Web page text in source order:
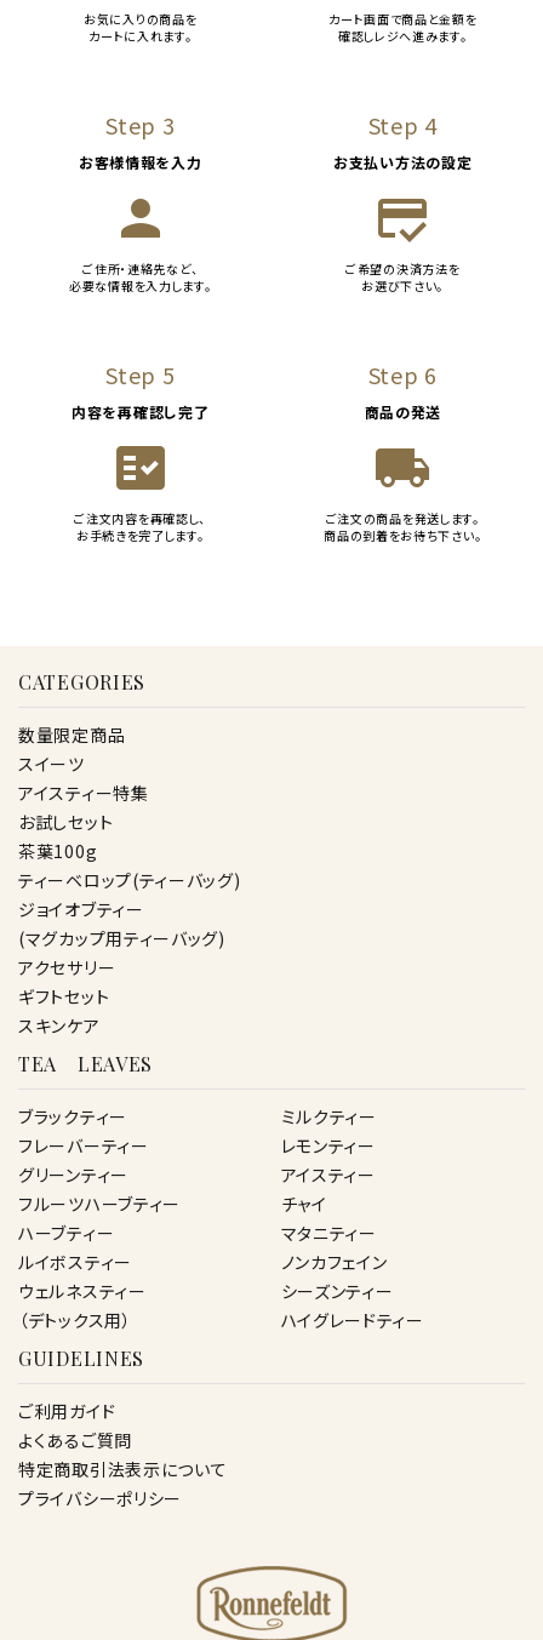
お気に入りの商品を
カートに入れます。
カート画面で商品と金額を
確認しレジへ進みます。
Step 3
お客様情報を入力
person
ご住所・連絡先など、
必要な情報を入力します。
Step 4
お支払い方法の設定
credit_score
ご希望の決済方法を
お選び下さい。
Step 5
内容を再確認し完了
fact_check
ご注文内容を再確認し、
お手続きを完了します。
Step 6
商品の発送
local_shipping
ご注文の商品を発送します。
商品の到着をお待ち下さい。
CATEGORIES
数量限定商品
スイーツ
アイスティー特集
お試しセット
茶葉100g
ティーベロップ(ティーバッグ)
ジョイオブティー
(マグカップ用ティーバッグ)
アクセサリー
ギフトセット
スキンケア
TEA LEAVES
ブラックティー
フレーバーティー
グリーンティー
フルーツハーブティー
ハーブティー
ルイボスティー
ウェルネスティー
（デトックス用）
ミルクティー
レモンティー
アイスティー
チャイ
マタニティー
ノンカフェイン
シーズンティー
ハイグレードティー
GUIDELINES
ご利用ガイド
よくあるご質問
特定商取引法表示について
プライバシーポリシー